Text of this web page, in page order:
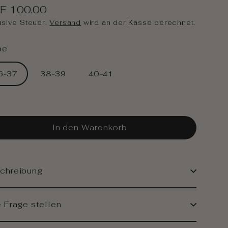
100.00
Steuer.Versand wird an der Kasse berechnet.
37 38-39 40-41
In den Warenkorb
Frage stellen